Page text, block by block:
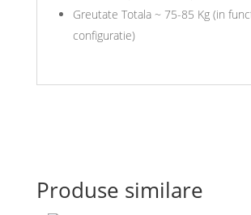
Greutate Totala ~ 75-85 Kg (in
configuratie)
Produse similare